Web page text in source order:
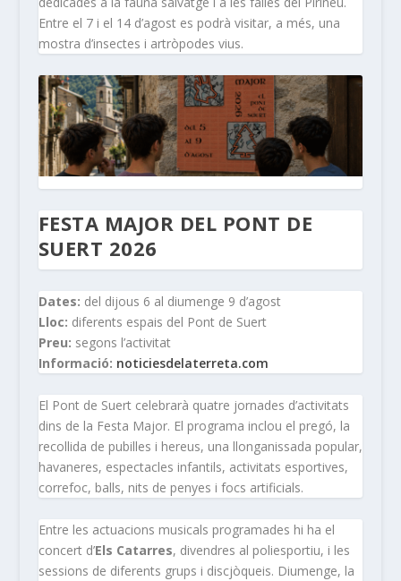
Entre el 7 i el 14 d’agost es podrà visitar, a més, una
mostra d’insectes i artròpodes vius.
FESTA MAJOR DEL PONT DE
SUERT 2026
Dates: del dijous 6 al diumenge 9 d’agost
Lloc: diferents espais del Pont de Suert
Preu: segons l’activitat
Informació: noticiesdelaterreta.com
El Pont de Suert celebrarà quatre jornades d’activitats
dins de la Festa Major. El programa inclou el pregó, la
recollida de pubilles i hereus, una llonganissada popular,
havaneres, espectacles infantils, activitats esportives,
correfoc, balls, nits de penyes i focs artificials.
Entre les actuacions musicals programades hi ha el
concert d’Els Catarres, divendres al poliesportiu, i les
sessions de diferents grups i discjòqueis. Diumenge, la